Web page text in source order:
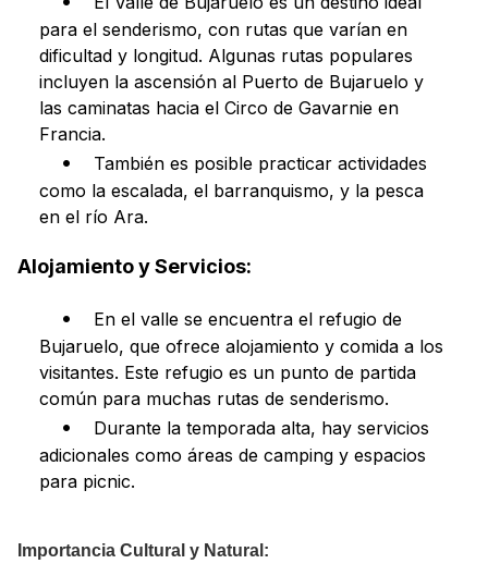
para el senderismo, con rutas que varían en
dificultad y longitud. Algunas rutas populares
incluyen la ascensión al Puerto de Bujaruelo y
las caminatas hacia el Circo de Gavarnie en
Francia.
También es posible practicar actividades
como la escalada, el barranquismo, y la pesca
en el río Ara.
Alojamiento y Servicios:
En el valle se encuentra el refugio de
Bujaruelo, que ofrece alojamiento y comida a los
visitantes. Este refugio es un punto de partida
común para muchas rutas de senderismo.
Durante la temporada alta, hay servicios
adicionales como áreas de camping y espacios
para picnic.
Importancia Cultural y Natural: